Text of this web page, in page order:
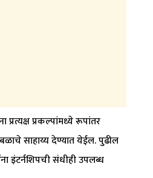
प्रकल्पांमध्ये रूपांतर
साहाय्य देण्यात येईल. पुढील
इंटर्नशिपची संधीही उपलब्ध